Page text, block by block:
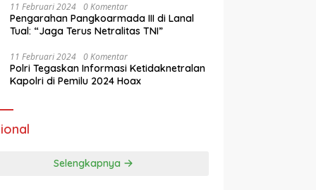
11 Februari 2024 0 Komentar
Pengarahan Pangkoarmada III di Lanal
Tual: “Jaga Terus Netralitas TNI”
11 Februari 2024 0 Komentar
Polri Tegaskan Informasi Ketidaknetralan
Kapolri di Pemilu 2024 Hoax
Selengkapnya